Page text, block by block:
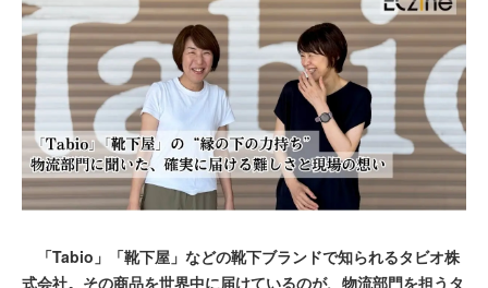
「Tabio」「靴下屋」などの靴下ブランドで知られるタビオ株
式会社。その商品を世界中に届けているのが、物流部門を担うタ